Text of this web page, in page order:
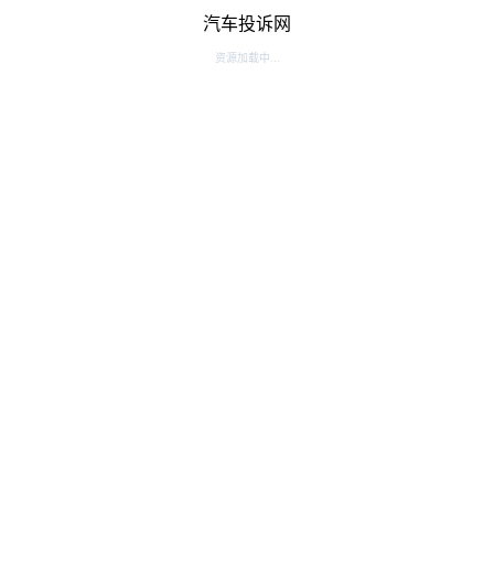
汽车投诉网
资源加载中...